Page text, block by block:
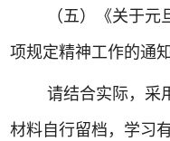
（五）《关于
项规定精神工作的通
请结合实际，采
材料自行留档，学习